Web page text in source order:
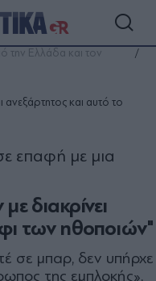
την Ελλάδα και τον
ανεξάρτητος και αυτό το
διακρίνει
των ηθοποιών"
επαφή με μια
σε μπαρ, δεν υπήρχε
της εμπλοκής»,